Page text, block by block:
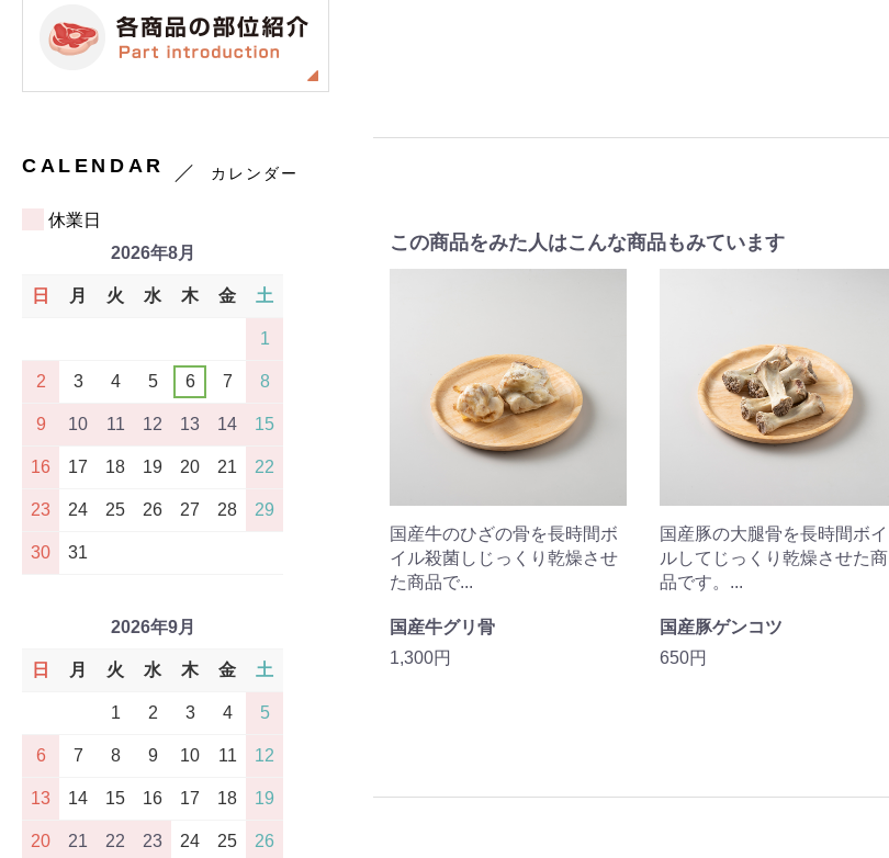
CALENDAR カレンダー
休業日
2026年8月
日 月 火 水 木 金 土
1
2 3 4 5 6 7 8
9 10 11 12 13 14 15
16 17 18 19 20 21 22
23 24 25 26 27 28 29
30 31
2026年9月
日 月 火 水 木 金 土
1 2 3 4 5
6 7 8 9 10 11 12
13 14 15 16 17 18 19
20 21 22 23 24 25 26
この商品をみた人はこんな商品もみています
国産牛のひざの骨を長時間ボ
イル殺菌しじっくり乾燥させ
た商品で...
国産牛グリ骨
1,300円
国産豚の大腿骨を長時間ボイ
ルしてじっくり乾燥させた商
品です。...
国産豚ゲンコツ
650円